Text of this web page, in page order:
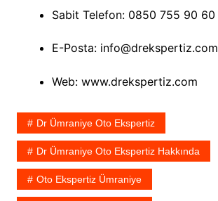
Sabit Telefon: 0850 755 90 60
E-Posta: info@drekspertiz.com
Web: www.drekspertiz.com
Dr Ümraniye Oto Ekspertiz
Dr Ümraniye Oto Ekspertiz Hakkında
Oto Ekspertiz Ümraniye